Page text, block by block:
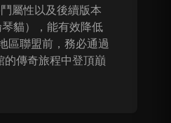
屬性以及後續版本
貓），能有效降低
區聯盟前，務必通過
傳奇旅程中登頂巔